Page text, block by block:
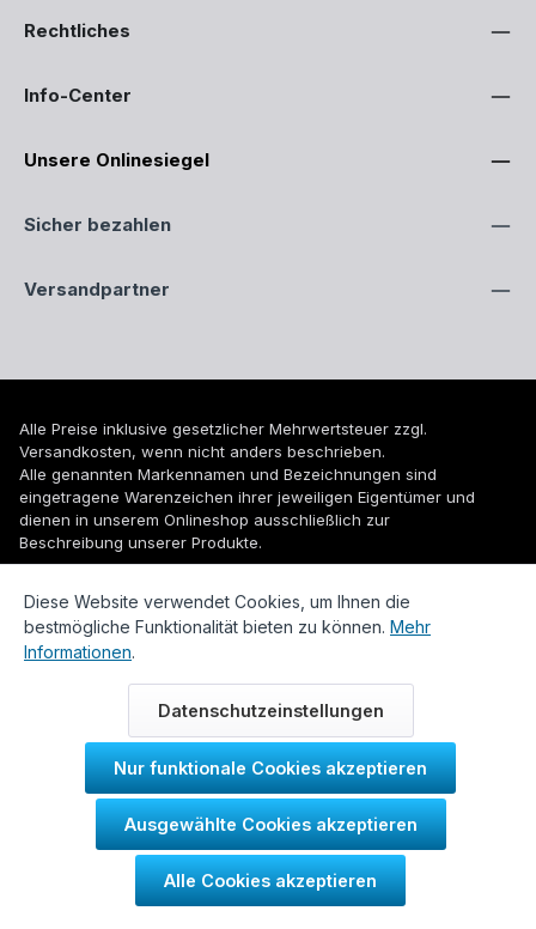
Rechtliches
Info-Center
Unsere Onlinesiegel
Sicher bezahlen
Versandpartner
Alle Preise inklusive gesetzlicher Mehrwertsteuer zzgl.
Versandkosten, wenn nicht anders beschrieben.
Alle genannten Markennamen und Bezeichnungen sind
eingetragene Warenzeichen ihrer jeweiligen Eigentümer und
dienen in unserem Onlineshop ausschließlich zur
Beschreibung unserer Produkte.
© 2026 WUH24.de - Weigel und Unger Heizungs- und
Sanitärtechnik GmbH
Diese Website verwendet Cookies, um Ihnen die
bestmögliche Funktionalität bieten zu können. Mehr
Informationen.
Datenschutzeinstellungen
Nur funktionale Cookies akzeptieren
Ausgewählte Cookies akzeptieren
Alle Cookies akzeptieren
Durch IT-Recht Kanzlei
Kundenmeinung:
SEHR GUT